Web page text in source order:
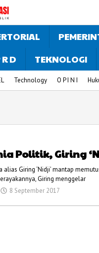
D TEKNOLOGI
Technology O P I N I
Politik, Giring
alias Giring ‘Nidji’ mantap
Giring menggelar
8 September 2017